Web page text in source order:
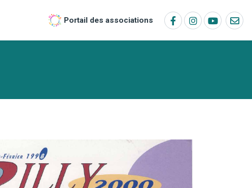
Portail des associations